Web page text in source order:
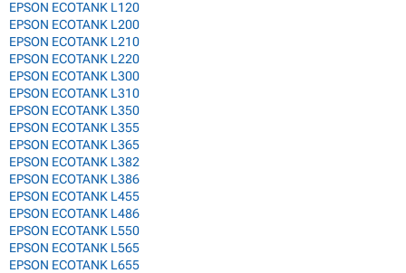
EPSON ECOTANK L120
EPSON ECOTANK L200
EPSON ECOTANK L210
EPSON ECOTANK L220
EPSON ECOTANK L300
EPSON ECOTANK L310
EPSON ECOTANK L350
EPSON ECOTANK L355
EPSON ECOTANK L365
EPSON ECOTANK L382
EPSON ECOTANK L386
EPSON ECOTANK L455
EPSON ECOTANK L486
EPSON ECOTANK L550
EPSON ECOTANK L565
EPSON ECOTANK L655